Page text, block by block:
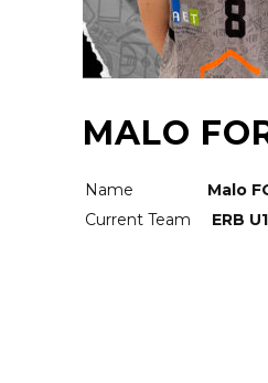
MALO
Name
Malo
Current Team
ERB